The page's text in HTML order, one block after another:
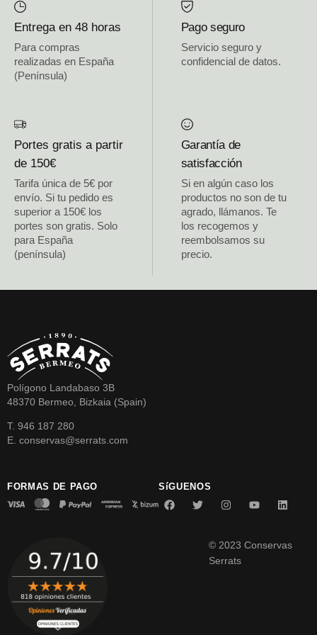
Entrega en 48 horas
Para compras
realizadas en España
(Península)
Pago seguro
Servicio seguro y
confidencial de datos.
Portes gratis a partir
de 150€
Tarifa única de 5€ por
envío. Si tu pedido es
superior a 150€ los
portes son gratis. Solo
para España
(península)
Garantía de
satisfacción
Si en algún caso los
productos no son de tu
agrado, llámanos. Te
los recogemos y
reembolsamos su
precio.
Polígono Landabaso 3B
48370 Bermeo, Bizkaia (Spain)
T. 946 187 280
E. conservas@serrats.com
FORMAS DE PAGO SíGUENOS
© 2023 Conservas
Serrats